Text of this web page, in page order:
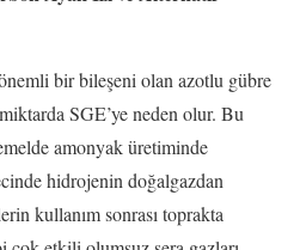
bir bileşeni olan azotlu gübre
SGE’ye neden olur. Bu
amonyak üretiminde
hidrojenin doğalgazdan
kullanım sonrası toprakta